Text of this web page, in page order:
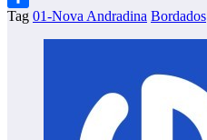
Share
Tag 01-Nova Andradina Bordados